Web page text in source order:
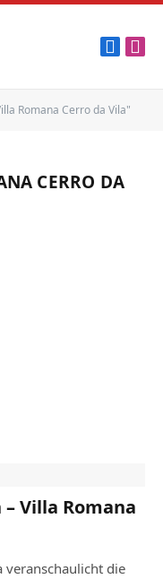
Romana Cerro da Vila"
CERRO DA
Villa Romana
veranschaulicht die